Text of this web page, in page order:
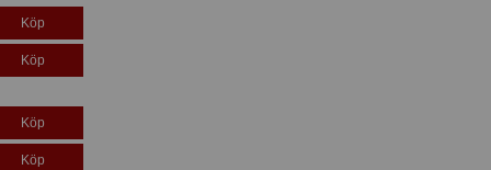
Köp
Köp
Köp
Köp